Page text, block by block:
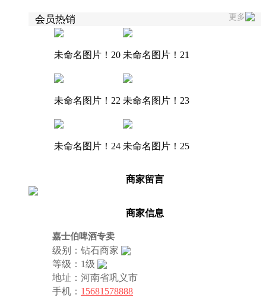
更多
会员热销
未命名图片！20 未命名图片！21
未命名图片！22 未命名图片！23
未命名图片！24 未命名图片！25
商家留言
商家信息
嘉士伯啤酒专卖
级别：钻石商家
等级：1级
地址：河南省巩义市
手机： 15681578888